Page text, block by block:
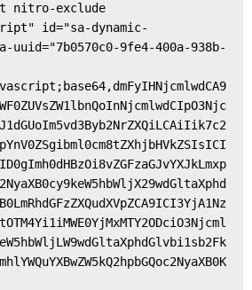
nitro-exclude
id="sa-dynamic-
9fe4-400a-938b-